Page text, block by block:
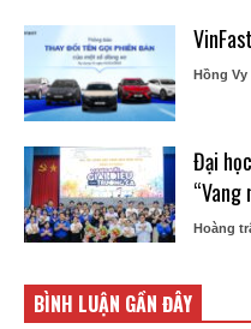
Hồng Vy
Đại
Hoàng
BÌNH LUẬN GẦN ĐÂY